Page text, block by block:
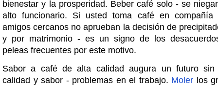
bienestar y la prosperidad. Beber café solo - se
alto funcionario. Si usted toma café en
amigos cercanos no aprueban la decisión de
y por matrimonio - es un signo de los
peleas frecuentes por este motivo.
Sabor a café de alta calidad augura un futuro sin
calidad y sabor - problemas en el trabajo. Moler los